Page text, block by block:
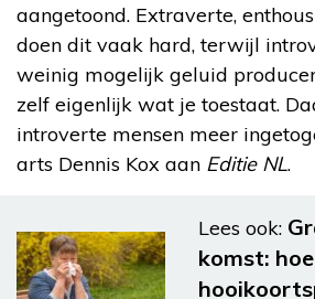
aangetoond. Extraverte,
doen dit vaak hard, terwijl
weinig mogelijk geluid
zelf eigenlijk wat je toestaat.
introverte mensen meer
arts Dennis Kox aan Editie NL.
Lees ook:
komst: